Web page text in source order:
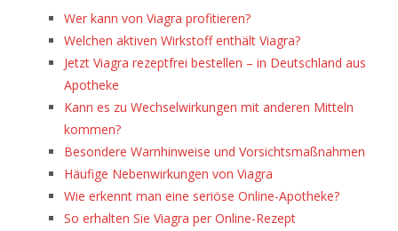
Ebenen
besteht,
wird
diesem
um
das
Gitter
gelegt.
Wer kann von Viagra profitieren?
Welchen aktiven Wirkstoff enthält Viagra?
Jetzt Viagra rezeptfrei bestellen – in Deutschland aus
Apotheke
Kann es zu Wechselwirkungen mit anderen Mitteln
kommen?
Besondere Warnhinweise und Vorsichtsmaßnahmen
Häufige Nebenwirkungen von Viagra
Wie erkennt man eine seriöse Online-Apotheke?
So erhalten Sie Viagra per Online-Rezept